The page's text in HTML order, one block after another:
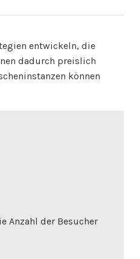
entwickeln, die
dadurch preislich
können
Anzahl der Besucher